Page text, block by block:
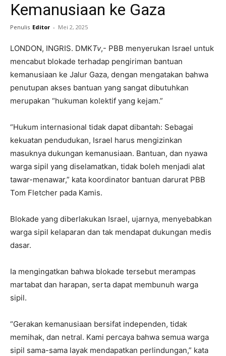
Kemanusiaan ke Gaza
Penulis Editor - Mei 2, 2025
LONDON, INGRIS. DMKTv,- PBB menyerukan Israel untuk
mencabut blokade terhadap pengiriman bantuan
kemanusiaan ke Jalur Gaza, dengan mengatakan bahwa
penutupan akses bantuan yang sangat dibutuhkan
merupakan “hukuman kolektif yang kejam.”
“Hukum internasional tidak dapat dibantah: Sebagai
kekuatan pendudukan, Israel harus mengizinkan
masuknya dukungan kemanusiaan. Bantuan, dan nyawa
warga sipil yang diselamatkan, tidak boleh menjadi alat
tawar-menawar,” kata koordinator bantuan darurat PBB
Tom Fletcher pada Kamis.
Blokade yang diberlakukan Israel, ujarnya, menyebabkan
warga sipil kelaparan dan tak mendapat dukungan medis
dasar.
Ia mengingatkan bahwa blokade tersebut merampas
martabat dan harapan, serta dapat membunuh warga
sipil.
“Gerakan kemanusiaan bersifat independen, tidak
memihak, dan netral. Kami percaya bahwa semua warga
sipil sama-sama layak mendapatkan perlindungan,” kata